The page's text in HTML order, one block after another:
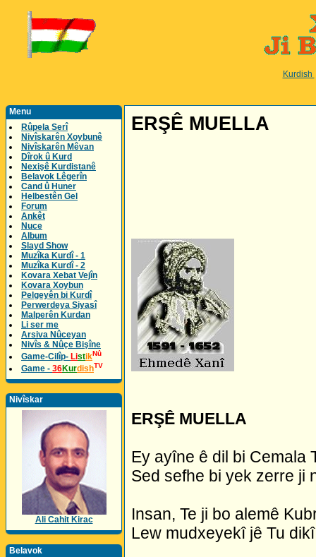
Kurdish
Menu
Rûpela Serî
Nivîskarên Xoybunê
Nivîskarên Mêvan
Dîrok û Kurd
Nexişê Kurdistanê
Belavok Lêgerîn
Cand û Huner
Helbestên Gel
Forum
Ankêt
Nuce
Album
Slayd Show
Muzîka Kurdî - 1
Muzîka Kurdî - 2
Kovara Xebat Vejîn
Kovara Xoybun
Pelgeyên bi Kurdî
Perwerdeya Siyasî
Malperên Kurdan
Li ser me
Arsiva Nûceyan
Nivîs & Nûçe Bişîne
Game-Cilîp- ListikNû
Game - 36KurdishTV
Nivîskar
Ali Cahit Kirac
Belavok
ERŞÊ MUELLA
ERŞÊ MUELLA
Ey ayîne ê dil bi Cemala
Sed sefhe bi yek zerre ji
Insan, Te ji bo alemê
Lew mudxeyekî jê Tu